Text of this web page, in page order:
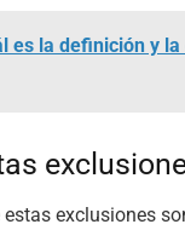
es la definición y
exclusiones